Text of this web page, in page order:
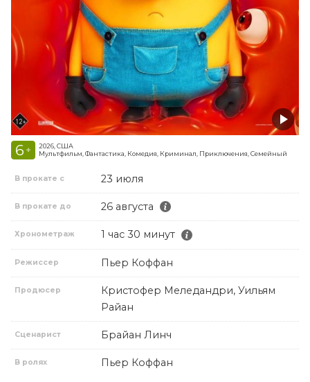
6 +
2026, США
Мультфильм, Фантастика, Комедия, Криминал, Приключения, Семейный
В прокате с 23 июля
В прокате до 26 августа
Хронометраж 1 час 30 минут
Режиссер Пьер Коффан
Продюсер
Кристофер Меледандри, Уильям
Райан
Сценарист Брайан Линч
В ролях Пьер Коффан